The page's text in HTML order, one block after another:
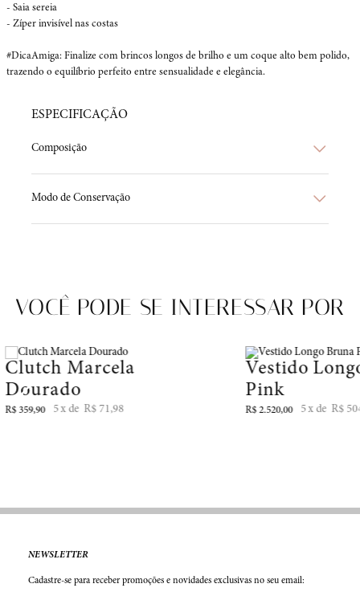
- Saia sereia
- Zíper invisível nas costas
#DicaAmiga: Finalize com brincos longos de brilho e um coque alto bem polido,
trazendo o equilíbrio perfeito entre sensualidade e elegância.
ESPECIFICAÇÃO
Composição
Modo de Conservação
VOCÊ PODE SE INTERESSAR POR
Clutch Marcela
Dourado
R$ 359,90 5 R$ 71,98
Vestido
Pink
R$ 2.520,00 5 R$
NEWSLETTER
Cadastre-se para receber promoções e novidades exclusivas no seu email: